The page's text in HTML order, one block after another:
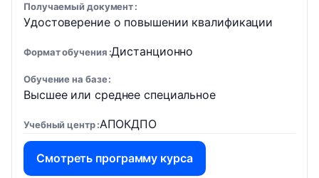
Получаемый документ
Удостоверение о повышении квалификации
Формат обучения Дистанционно
Обучение на базе
Высшее или среднее специальное
Учебный центр АПОКДПО
Смотреть программу курса